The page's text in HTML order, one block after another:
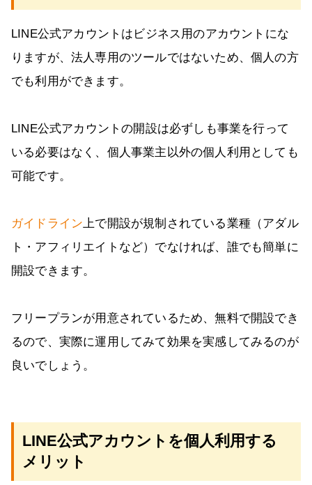
LINE公式アカウントはビジネス用のアカウントにな
りますが、法人専用のツールではないため、個人の方
でも利用ができます。
LINE公式アカウントの開設は必ずしも事業を行って
いる必要はなく、個人事業主以外の個人利用としても
可能です。
ガイドライン 上で開設が規制されている業種（アダル
ト・アフィリエイトなど）でなければ、誰でも簡単に
開設できます。
フリープランが用意されているため、無料で開設でき
るので、実際に運用してみて効果を実感してみるのが
良いでしょう。
LINE公式アカウントを個人利用する
メリット